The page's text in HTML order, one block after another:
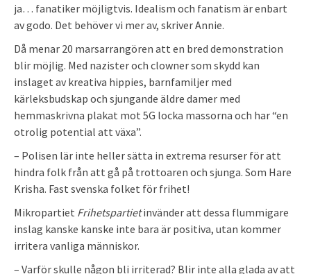
ja… fanatiker möjligtvis. Idealism och fanatism är enbart
av godo. Det behöver vi mer av, skriver Annie.
Då menar 20 marsarrangören att en bred demonstration
blir möjlig. Med nazister och clowner som skydd kan
inslaget av kreativa hippies, barnfamiljer med
kärleksbudskap och sjungande äldre damer med
hemmaskrivna plakat mot 5G locka massorna och har “en
otrolig potential att växa”.
– Polisen lär inte heller sätta in extrema resurser för att
hindra folk från att gå på trottoaren och sjunga. Som Hare
Krisha. Fast svenska folket för frihet!
Mikropartiet Frihetspartietinvänder att dessa flummigare
inslag kanske kanske inte bara är positiva, utan kommer
irritera vanliga människor.
– Varför skulle någon bli irriterad? Blir inte alla glada av att